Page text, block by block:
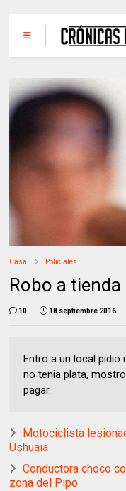
Casa Policiales
Robo a
10 18 septiembre 2016
Entro a un local pidio
no tenia plata,
pagar.
Motociclista
Ushuaia
Conductora choco
zona del Pipo